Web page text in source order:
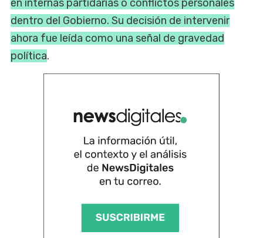
en internas partidarias o conflictos personales
dentro del Gobierno. Su decisión de intervenir
ahora fue leída como una señal de gravedad
política.